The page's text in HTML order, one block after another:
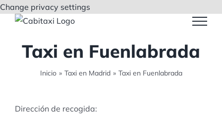
Change privacy settings
Taxi en Fuenlabrada
Inicio » Taxi en Madrid » Taxi en Fuenlabrada
Dirección de recogida: